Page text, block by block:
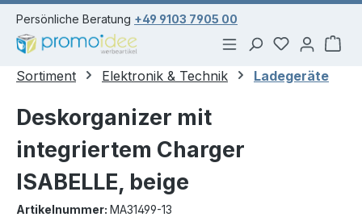
springen
Persönliche Beratung +49 9103 7905 00
Du hast 0
Sortiment Elektronik & Technik Ladegeräte
Deskorganizer mit
integriertem Charger
ISABELLE, beige
Artikelnummer: MA31499-13